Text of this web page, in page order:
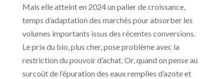
Mais elle atteint en 2024 un palier de croissance,
temps d’adaptation des marchés pour absorber les
volumes importants issus des récentes conversions.
Le prix du bio, plus cher, pose problème avec la
restriction du pouvoir d’achat. Or, quand on pense au
surcoût de l’épuration des eaux remplies d’azote et